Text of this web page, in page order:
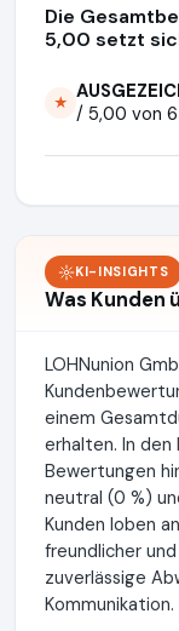
Die
5,00 setzt
★ / 5,00 von
KI-INSIGHTS
Was Kunden
LOHNunion
einem
erhalten. In
Bewertungen
neutral (0 %)
Kunden loben
freundlicher
zuverlässige
Kommunikation.